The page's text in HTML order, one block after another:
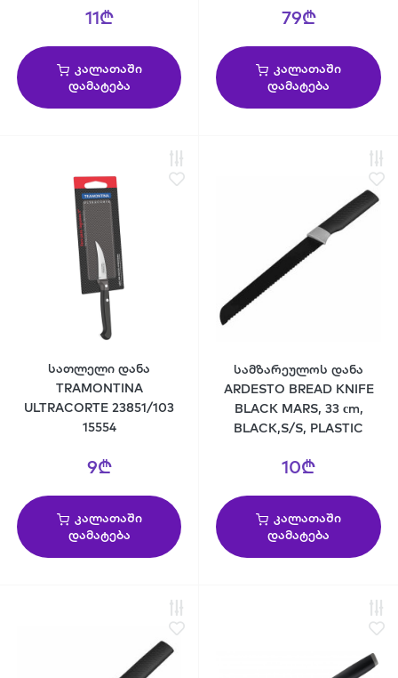
11₾
კალათაში
დამატება
79₾
კალათაში
დამატება
სათლელი დანა
TRAMONTINA
ULTRACORTE 23851/103
15554
9₾
კალათაში
დამატება
სამზარეულოს დანა
ARDESTO BREAD KNIFE
BLACK MARS, 33 сm,
BLACK,S/S, PLASTIC
10₾
კალათაში
დამატება